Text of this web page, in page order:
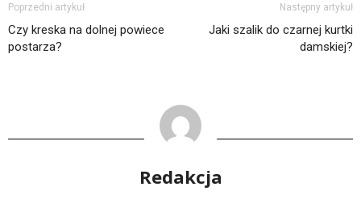
Poprzedni artykuł
Czy kreska na dolnej powiece
postarza?
Następny artykuł
Jaki szalik do czarnej kurtki
damskiej?
Redakcja